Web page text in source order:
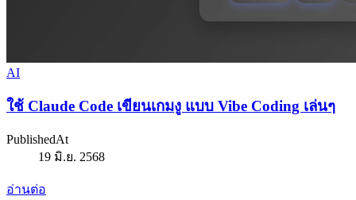
AI
ใช้ Claude Code เขียนเกมงู แบบ Vibe Coding เล่นๆ
PublishedAt
19 มิ.ย. 2568
อ่านต่อ